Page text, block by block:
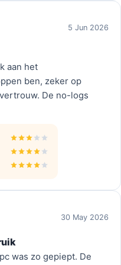
5 Jun 2026
aan het
ben, zeker op
De no-logs
30 May 2026
was zo gepiept. De